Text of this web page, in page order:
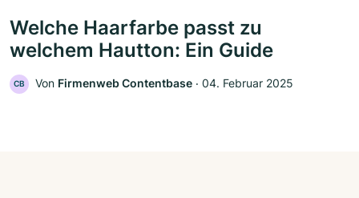
Welche Haarfarbe passt zu
welchem Hautton: Ein Guide
CB Von Firmenweb Contentbase ‧ 04. Februar 2025